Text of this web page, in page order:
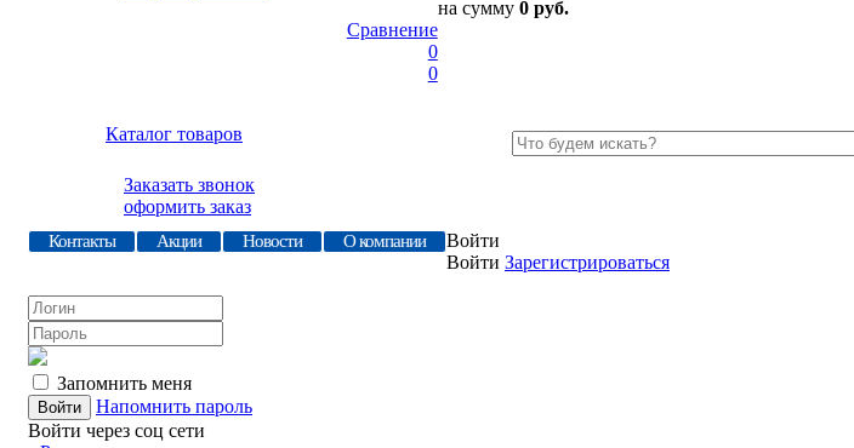
на сумму 0 руб.
Сравнение
0
0
Каталог товаров
Заказать звонок
оформить заказ
Контакты Акции Новости О компании
Войти
Войти Зарегистрироваться
Запомнить меня
Напомнить пароль
Войти через соц сети